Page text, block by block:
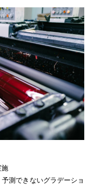
施
測できないグラデーショ